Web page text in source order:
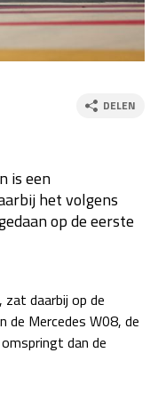
za 13:00 - 15:00
za 23:00 - 00:00
zo 21:00 - 23:00
30 okt - 01 nov
DELEN
is een
het volgens
op de eerste
daarbij op de
de Mercedes W08, de
dan de